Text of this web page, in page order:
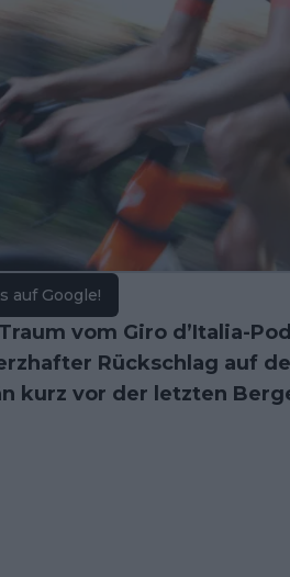
auf Google!
vom Giro d’Italia-
Rückschlag auf
kurz vor der letzten